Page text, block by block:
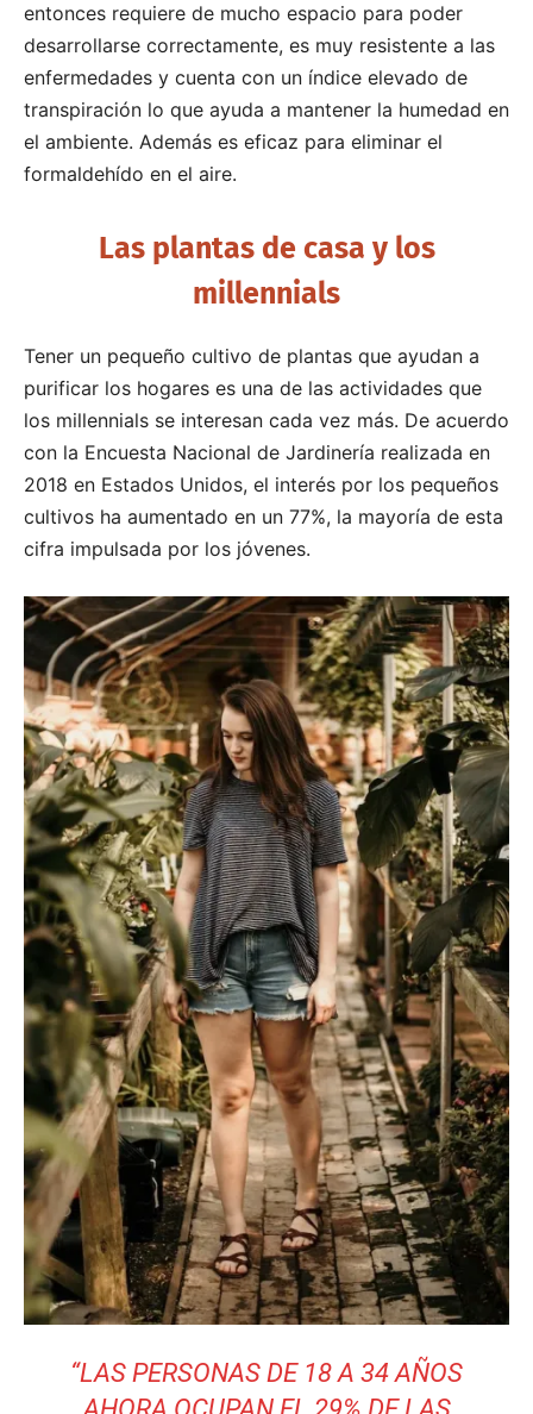
entonces requiere de mucho espacio para poder
desarrollarse correctamente, es muy resistente a las
enfermedades y cuenta con un índice elevado de
transpiración lo que ayuda a mantener la humedad en
el ambiente. Además es eficaz para eliminar el
formaldehído en el aire.
Las plantas de casa y los
millennials
Tener un pequeño cultivo de plantas que ayudan a
purificar los hogares es una de las actividades que
los millennials se interesan cada vez más. De acuerdo
con la Encuesta Nacional de Jardinería realizada en
2018 en Estados Unidos, el interés por los pequeños
cultivos ha aumentado en un 77%, la mayoría de esta
cifra impulsada por los jóvenes.
“LAS PERSONAS DE 18 A 34 AÑOS